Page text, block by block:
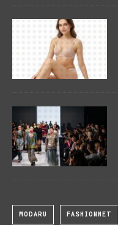
MODARU FASHIONNET